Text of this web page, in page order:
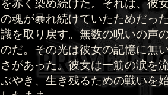
の魂が暴れ続けていたためだっ
識を取り戻す。無数の呪いの声
のだ。その光は彼女の記憶に無
さがあった。彼女は一筋の涙を
ぶやき、生き残るための戦いを